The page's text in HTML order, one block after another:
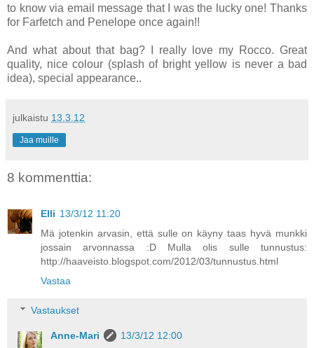
to know via email message that I was the lucky one! Thanks
for Farfetch and Penelope once again!!
And what about that bag? I really love my Rocco. Great
quality, nice colour (splash of bright yellow is never a bad
idea), special appearance..
julkaistu 13.3.12
Jaa muille
8 kommenttia:
Elli 13/3/12 11:20
Mä jotenkin arvasin, että sulle on käyny taas hyvä munkki
jossain arvonnassa :D Mulla olis sulle tunnustus:
http://haaveisto.blogspot.com/2012/03/tunnustus.html
Vastaa
Vastaukset
Anne-Mari
13/3/12 12:00